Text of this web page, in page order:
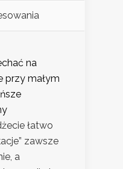
na
przy małym
łatwo
zawsze
a